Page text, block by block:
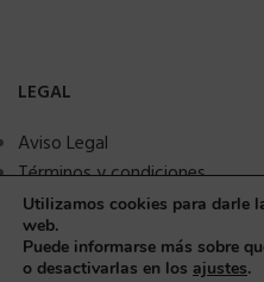
LEGAL
Aviso Legal
Términos y condiciones
Política de privacidad
Política de Cookies
Seguridad y protección a
Utilizamos cookies para darle
web.
Puede informarse más sobre
o desactivarlas en los ajustes.